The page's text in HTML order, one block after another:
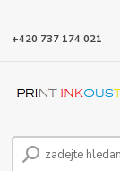
+420 737 174 021